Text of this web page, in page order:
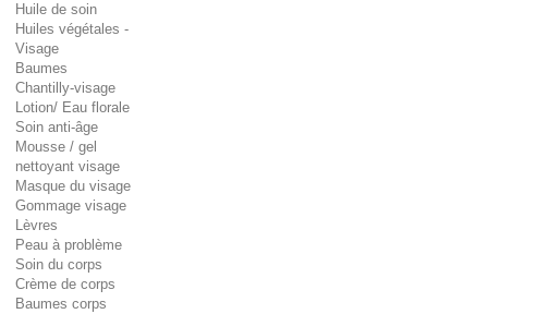
Huile de soin
Huiles végétales -
Visage
Baumes
Chantilly-visage
Lotion/ Eau florale
Soin anti-âge
Mousse / gel
nettoyant visage
Masque du visage
Gommage visage
Lèvres
Peau à problème
Soin du corps
Crème de corps
Baumes corps